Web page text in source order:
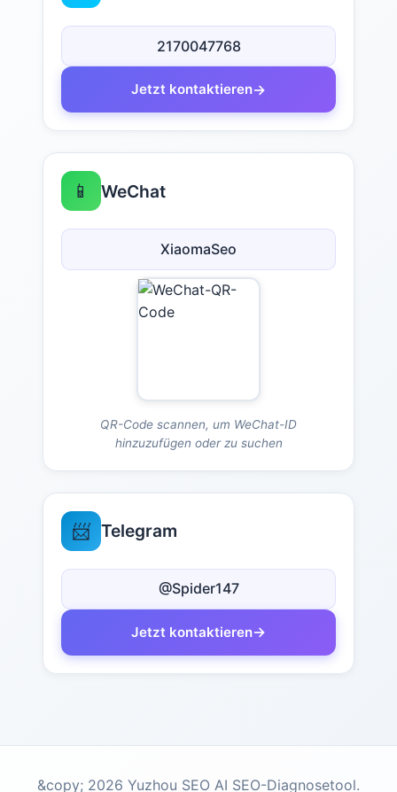
2170047768
Jetzt kontaktieren→
📱 WeChat
XiaomaSeo
QR-Code scannen, um WeChat-ID
hinzuzufügen oder zu suchen
📨 Telegram
@Spider147
Jetzt kontaktieren→
&copy; 2026 Yuzhou SEO AI SEO-Diagnosetool.